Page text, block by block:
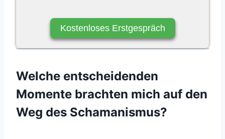
Kostenloses Erstgespräch
Welche entscheidenden
Momente brachten mich auf den
Weg des Schamanismus?